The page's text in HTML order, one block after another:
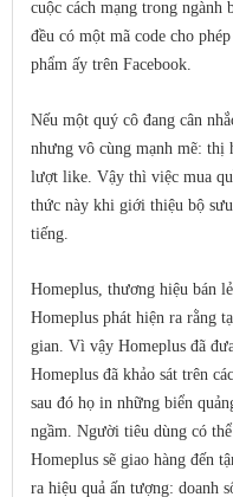
cuộc cách mạng trong ngành
đều có một mã code cho
phẩm ấy trên Facebook.
Nếu một quý cô đang cân
nhưng vô cùng mạnh mẽ: thị
lượt like. Vậy thì việc mua
thức này khi giới thiệu bộ
tiếng.
Homeplus, thương hiệu bán
Homeplus phát hiện ra rằng
gian. Vì vậy Homeplus đã
Homeplus đã khảo sát trên
sau đó họ in những biển
ngầm. Người tiêu dùng có
Homeplus sẽ giao hàng đến
ra hiệu quả ấn tượng: doanh